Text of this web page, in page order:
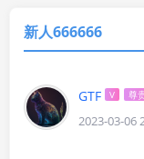
新人666666
GTF V 尊
2023-03-06